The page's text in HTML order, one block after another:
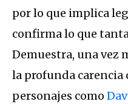
por lo que implica
confirma lo que
Demuestra, una vez
la profunda carencia
personajes como